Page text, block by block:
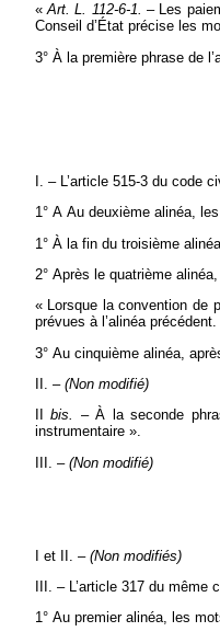
«Art. L. 112-6-1. – Les
Conseil d’État précise les
3° À la première phrase de
I. – L’article 515-3 du code
1° A Au deuxième alinéa,
1° À la fin du troisième
2° Après le quatrième
« Lorsque la convention de
prévues à l’alinéa précédent.
3° Au cinquième alinéa,
II. – (Non modifié)
IIbis. – À la seconde
instrumentaire ».
III. – (Non modifié)
I et II. – (Non modifiés)
III. – L’article 317 du
1° Au premier alinéa, les